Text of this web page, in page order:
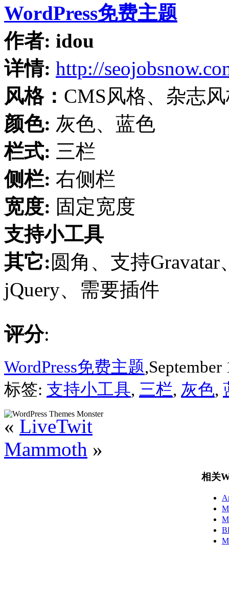
WordPress免费主题
作者: idou
详情: http://
风格： CMS风格、杂志
颜色: 灰色、蓝色
栏式: 三栏
侧栏: 右侧栏
宽度: 固定宽度
支持小工具
其它:圆角、支持
jQuery、需要插件
评分:
WordPress免费主题,September
标签: 支持小工具, 三栏, 灰色,
« LiveTwit
Mammoth »
相关